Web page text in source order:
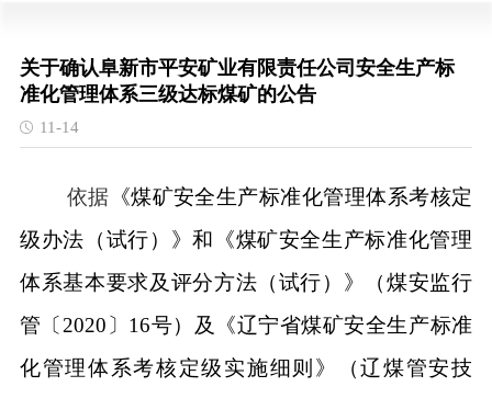
关于确认阜新市平安矿业有限责任公司安全生产标
准化管理体系三级达标煤矿的公告
11-14
依据 《煤矿安全生产标准化管理体系考核定
级办法（试行）》和《煤矿安全生产标准化管理
体系基本要求及评分方法（试行）》（煤安监行
管〔 2020〕16号）及
《辽宁省煤矿安全生产标准
化管理体系考核定级实施细则》
（辽煤管安技